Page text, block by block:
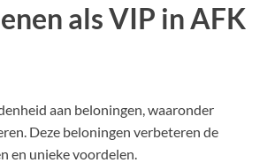
als VIP in AFK
aan beloningen, waaronder
Deze beloningen verbeteren de
en unieke voordelen.